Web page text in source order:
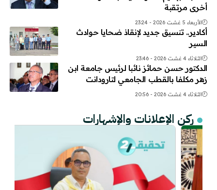
أخرى مرتقبة
الأربعاء 5 غشت 2026 - 23:24
أكادير.. تنسيق جديد لإنقاذ ضحايا حوادث
السير
الثلاثاء 4 غشت 2026 - 23:46
الدكتور حسن حمائز نائبا لرئيس جامعة ابن
زهر مكلفا بالقطب الجامعي لتارودانت
الثلاثاء 4 غشت 2026 - 20:56
ركن الإعلانات والإشهارات